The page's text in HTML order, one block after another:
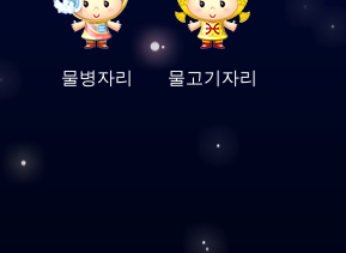
물병자리 물고기자리